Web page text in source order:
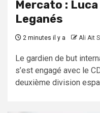
Mercato :
Leganés
2 minutes il y a Ali Ait
Le gardien de but
s’est engagé avec le
deuxième division